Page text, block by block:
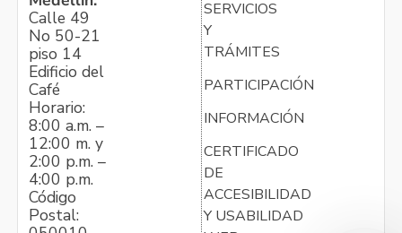
Calle 49
No 50-21
piso 14
Edificio del
Café
Horario:
8:00 a.m. –
12:00 m. y
2:00 p.m. –
4:00 p.m.
Código
Postal:
SERVICIOS
Y
TRÁMITES
PARTICIPACIÓN
INFORMACIÓN
CERTIFICADO
DE
ACCESIBILIDAD
Y USABILIDAD